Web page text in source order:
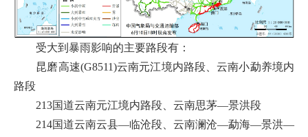
受大到暴雨影响的主要路段有：
昆磨高速(G8511)云南元江境内路段、云南小勐养境内
路段
213国道云南元江境内路段、云南思茅—景洪段
214国道云南云县—临沧段、云南澜沧—勐海—景洪—